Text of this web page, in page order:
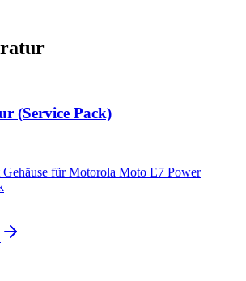
(Service Pack)
für Motorola Moto E7 Power